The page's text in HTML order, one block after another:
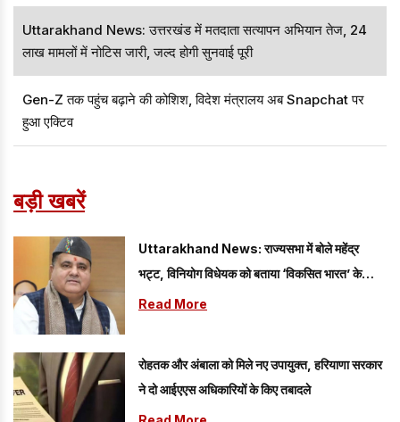
Uttarakhand News: उत्तरखंड में मतदाता सत्यापन अभियान तेज, 24
लाख मामलों में नोटिस जारी, जल्द होगी सुनवाई पूरी
Gen-Z तक पहुंच बढ़ाने की कोशिश, विदेश मंत्रालय अब Snapchat पर
हुआ एक्टिव
बड़ी खबरें
Uttarakhand News: राज्यसभा में बोले महेंद्र
भट्ट, विनियोग विधेयक को बताया ‘विकसित भारत’ के
संकल्प को मजबूत करने वाला कदम
Read More
रोहतक और अंबाला को मिले नए उपायुक्त, हरियाणा सरकार
ने दो आईएएस अधिकारियों के किए तबादले